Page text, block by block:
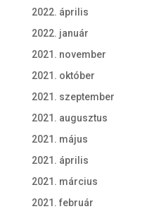
2022. április
2022. január
2021. november
2021. október
2021. szeptember
2021. augusztus
2021. május
2021. április
2021. március
2021. február